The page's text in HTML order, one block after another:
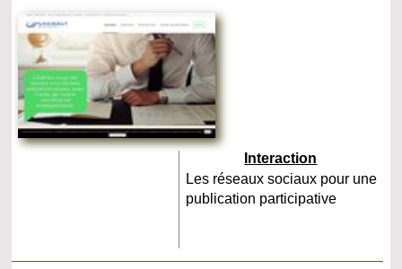
Interaction
Les réseaux sociaux pour une
publication participative